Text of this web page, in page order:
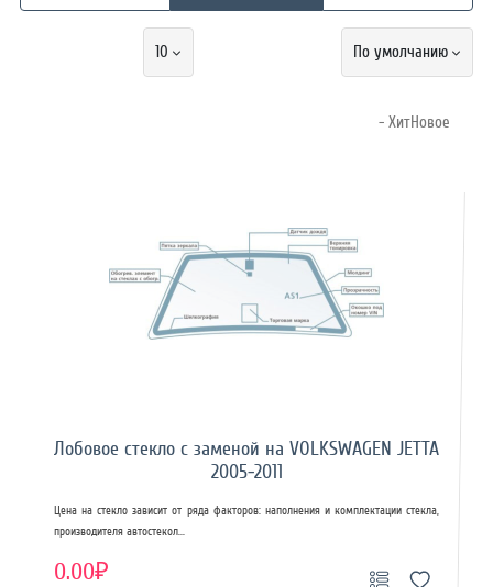
10 По умолчанию
- ХитНовое
Лобовое стекло с заменой на VOLKSWAGEN JETTA
2005-2011
Цена на стекло зависит от ряда факторов: наполнения и комплектации стекла,
производителя автостекол...
0.00₽